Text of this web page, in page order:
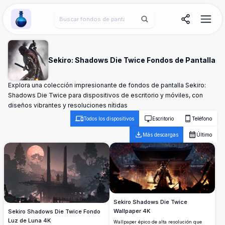
Wallpaper Alchemy
Sekiro: Shadows Die Twice Fondos de Pantalla
Explora una colección impresionante de fondos de pantalla Sekiro:
Shadows Die Twice para dispositivos de escritorio y móviles, con
diseños vibrantes y resoluciones nítidas
Todos los dispositivos Escritorio Teléfono
Más descargas Último
Sekiro Shadows Die Twice Fondo
Luz de Luna 4K
Sekiro Shadows Die Twice
Wallpaper 4K
Wallpaper épico de alta resolución que